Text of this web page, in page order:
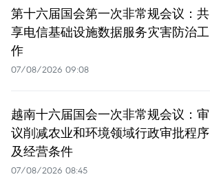
第十六届国会第一次非常规会议：共
享电信基础设施数据服务灾害防治工
作
07/08/2026 09:08
越南十六届国会一次非常规会议：审
议削减农业和环境领域行政审批程序
及经营条件
07/08/2026 08:45